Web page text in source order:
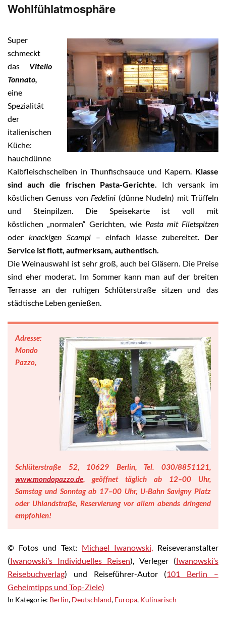
Wohlfühlatmosphäre
Super
schmeckt
das Vitello
Tonnato,
eine
Spezialität
der
italienischen
Küche:
hauchdünne
Kalbfleischscheiben in Thunfischsauce und Kapern. Klasse
sind auch die frischen Pasta-Gerichte. Ich versank im
köstlichen Genuss von Fedelini (dünne Nudeln) mit Trüffeln
und Steinpilzen. Die Speisekarte ist voll mit
köstlichen „normalen“ Gerichten, wie Pasta mit Filetspitzen
oder knackigen Scampi – einfach klasse zubereitet. Der
Service ist flott, aufmerksam, authentisch.
Die Weinauswahl ist sehr groß, auch bei Gläsern. Die Preise
sind eher moderat. Im Sommer kann man auf der breiten
Terrasse an der ruhigen Schlüterstraße sitzen und das
städtische Leben genießen.
Adresse:
Mondo
Pazzo,
Schlüterstraße 52, 10629 Berlin, Tel. 030/8851121,
www.mondopazzo.de, geöffnet täglich ab 12–00 Uhr,
Samstag und Sonntag ab 17–00 Uhr, U-Bahn Savigny Platz
oder Uhlandstraße, Reservierung vor allem abends dringend
empfohlen!
© Fotos und Text: Michael Iwanowski, Reiseveranstalter
(Iwanowski’s Individuelles Reisen), Verleger (Iwanowski’s
Reisebuchverlag) und Reiseführer-Autor (101 Berlin –
Geheimtipps und Top-Ziele)
In Kategorie: Berlin, Deutschland, Europa, Kulinarisch